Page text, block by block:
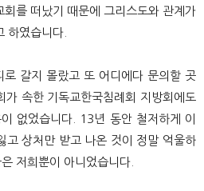
를 떠났기 때문에 그리스도와 관계가
하였습니다.
로 갈지 몰랐고 또 어디에다 문의할 곳
가 속한 기독교한국침례회 지방회에도
없었습니다. 13년 동안 철저하게 이
고 상처만 받고 나온 것이 정말 억울하
저희뿐이 아니었습니다.